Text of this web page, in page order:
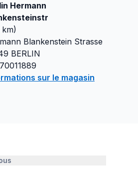
Hermann
km)
Blankenstein Strasse
BERLIN
sur le magasin